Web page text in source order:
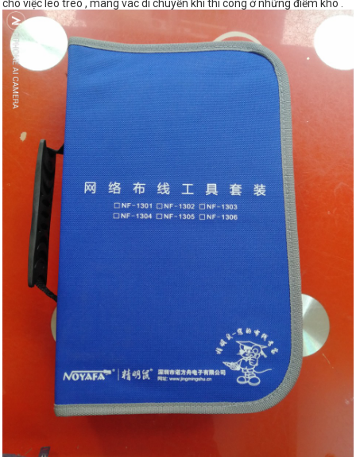
cho việc leo trèo , mang vác di chuyển khi thi công ở những điểm khó .